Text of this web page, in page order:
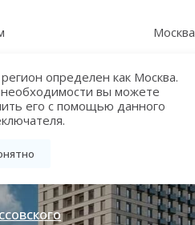
Москва
определен как Москва.
вы можете
его с помощью данного